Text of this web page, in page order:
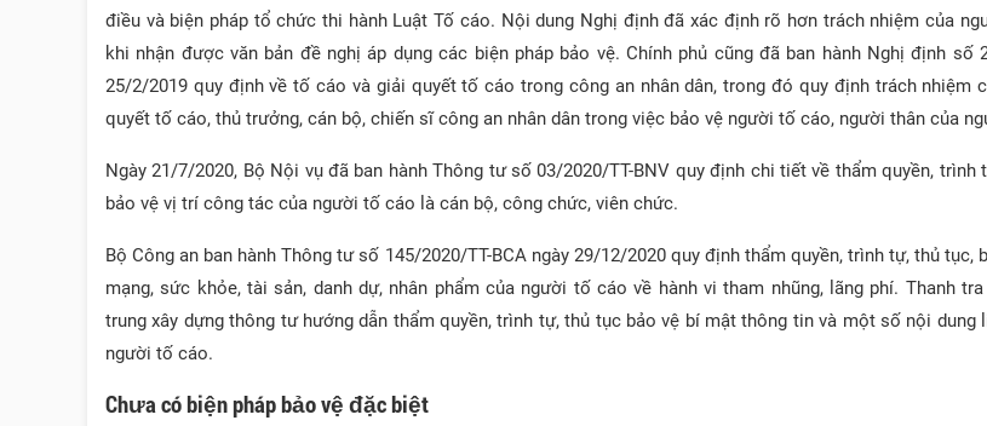
điều và biện pháp tổ chức thi hành Luật Tố cáo. Nội dung Nghị định đã xác định rõ hơn trách nhiệm của
khi nhận được văn bản đề nghị áp dụng các biện pháp bảo vệ. Chính phủ cũng đã ban hành Nghị định số
25/2/2019 quy định về tố cáo và giải quyết tố cáo trong công an nhân dân, trong đó quy định trách nhiệm
quyết tố cáo, thủ trưởng, cán bộ, chiến sĩ công an nhân dân trong việc bảo vệ người tố cáo, người thân của
Ngày 21/7/2020, Bộ Nội vụ đã ban hành Thông tư số 03/2020/TT-BNV quy định chi tiết về thẩm quyền, trình
bảo vệ vị trí công tác của người tố cáo là cán bộ, công chức, viên chức.
Bộ Công an ban hành Thông tư số 145/2020/TT-BCA ngày 29/12/2020 quy định thẩm quyền, trình tự, thủ tục,
mạng, sức khỏe, tài sản, danh dự, nhân phẩm của người tố cáo về hành vi tham nhũng, lãng phí. Thanh
trung xây dựng thông tư hướng dẫn thẩm quyền, trình tự, thủ tục bảo vệ bí mật thông tin và một số nội dung
người tố cáo.
Chưa có biện pháp bảo vệ đặc biệt